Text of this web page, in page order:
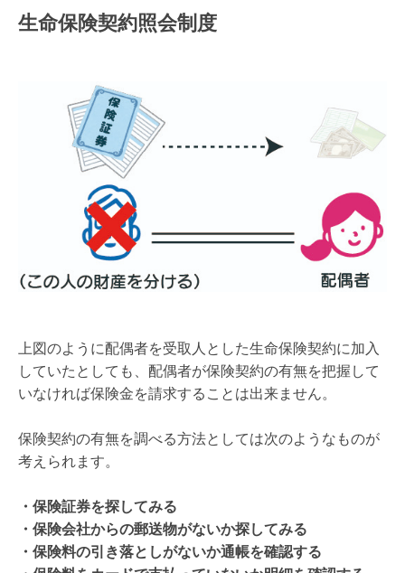
生命保険契約照会制度
上図のように配偶者を受取人とした生命保険契約に加入
していたとしても、配偶者が保険契約の有無を把握して
いなければ保険金を請求することは出来ません。
保険契約の有無を調べる方法としては次のようなものが
考えられます。
・保険証券を探してみる
・保険会社からの郵送物がないか探してみる
・保険料の引き落としがないか通帳を確認する